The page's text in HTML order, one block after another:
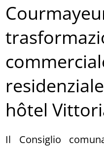
hôtel
Il Consiglio